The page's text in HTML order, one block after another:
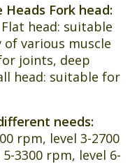
Heads Fork head:
head: suitable
various muscle
joints, deep
head: suitable for
needs:
rpm, level 3-2700
3300 rpm, level 6-